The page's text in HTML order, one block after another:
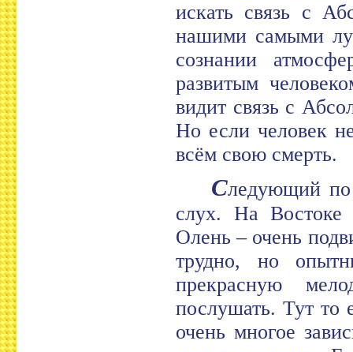
искать связь с
нашими самыми
сознании
развитым
видит связь с
Но если человек
всём свою смерть.
Следующий по
слух. На Востоке
Олень – очень
трудно, но
прекрасную
послушать. Тут то
очень многое